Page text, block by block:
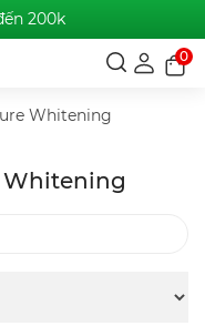
200k
0
Whitening
Whitening